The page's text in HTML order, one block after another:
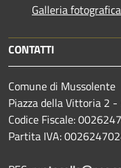
Galleria fotografica
CONTATTI
Comune di Mussolente
Piazza della Vittoria 2
Codice Fiscale:
Partita IVA: